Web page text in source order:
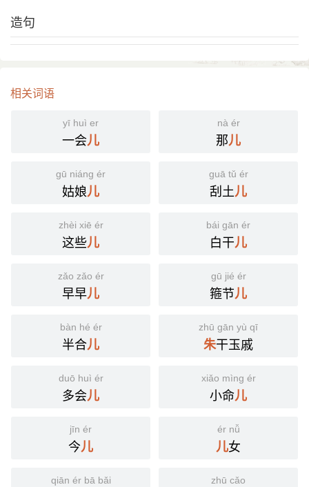
造句
相关词语
yī huì er
一会儿
nà ér
那儿
gū niáng ér
姑娘儿
guā tǔ ér
刮土儿
zhèi xiē ér
这些儿
bái gān ér
白干儿
zǎo zǎo ér
早早儿
gū jié ér
箍节儿
bàn hé ér
半合儿
zhū gān yù qī
朱干玉戚
duō huì ér
多会儿
xiǎo mìng ér
小命儿
jīn ér
今儿
ér nǚ
儿女
qiān ér bā bǎi zhū cǎo